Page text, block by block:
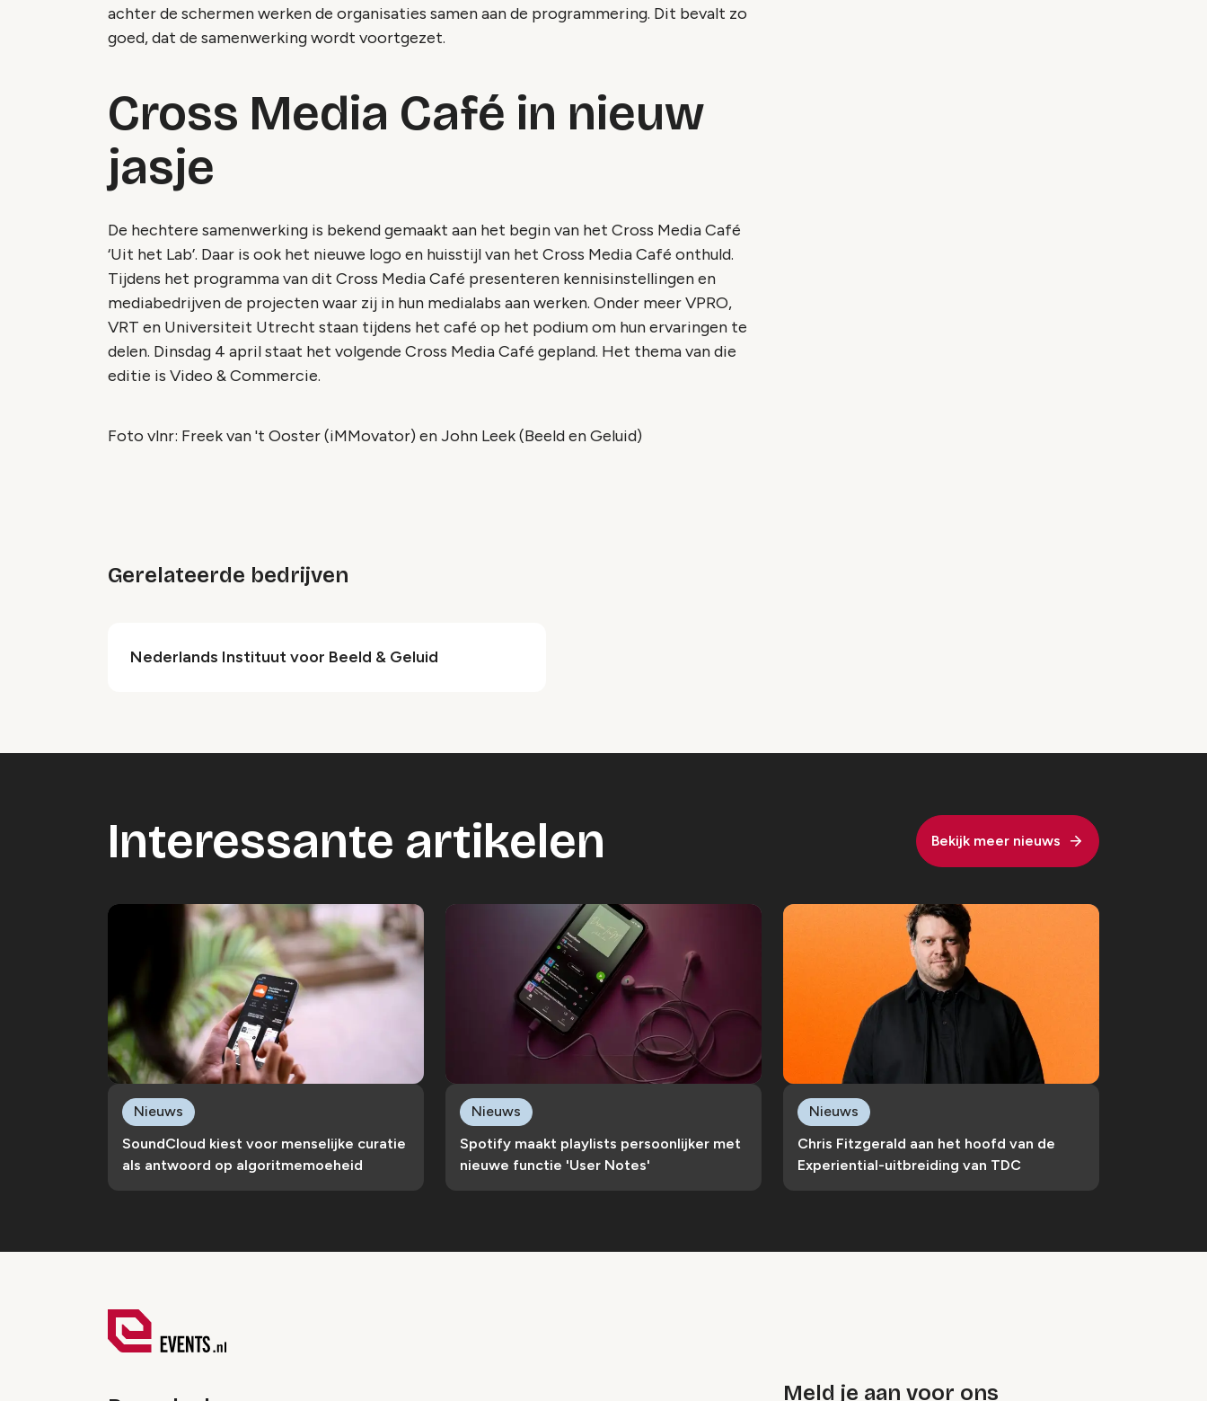
achter de schermen werken de organisaties samen aan de programmering. Dit bevalt zo
goed, dat de samenwerking wordt voortgezet.
Cross Media Café in nieuw
jasje
De hechtere samenwerking is bekend gemaakt aan het begin van het Cross Media Café
‘Uit het Lab’. Daar is ook het nieuwe logo en huisstijl van het Cross Media Café onthuld.
Tijdens het programma van dit Cross Media Café presenteren kennisinstellingen en
mediabedrijven de projecten waar zij in hun medialabs aan werken. Onder meer VPRO,
VRT en Universiteit Utrecht staan tijdens het café op het podium om hun ervaringen te
delen. Dinsdag 4 april staat het volgende Cross Media Café gepland. Het thema van die
editie is Video & Commercie.
Foto vlnr: Freek van 't Ooster (iMMovator) en John Leek (Beeld en Geluid)
Gerelateerde bedrijven
Nederlands Instituut voor Beeld & Geluid
Interessante artikelen Bekijk meer nieuws
SoundCloud kiest voor menselijke curatie
als antwoord op algoritmemoeheid
Nieuws
Spotify maakt playlists persoonlijker met
nieuwe functie 'User Notes'
Nieuws
Chris Fitzgerald aan het hoofd van de
Experiential-uitbreiding van TDC
Nieuws
Meld je aan voor ons